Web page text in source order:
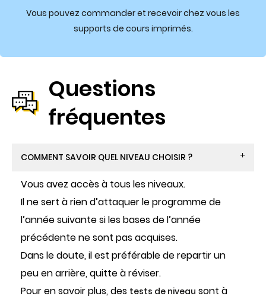
Vous pouvez commander et recevoir chez vous les
supports de cours imprimés.
Questions
fréquentes
COMMENT SAVOIR QUEL NIVEAU CHOISIR ?
Vous avez accès à tous les niveaux.
Il ne sert à rien d’attaquer le programme de
l’année suivante si les bases de l’année
précédente ne sont pas acquises.
Dans le doute, il est préférable de repartir un
peu en arrière, quitte à réviser.
Pour en savoir plus, des tests de niveau sont à